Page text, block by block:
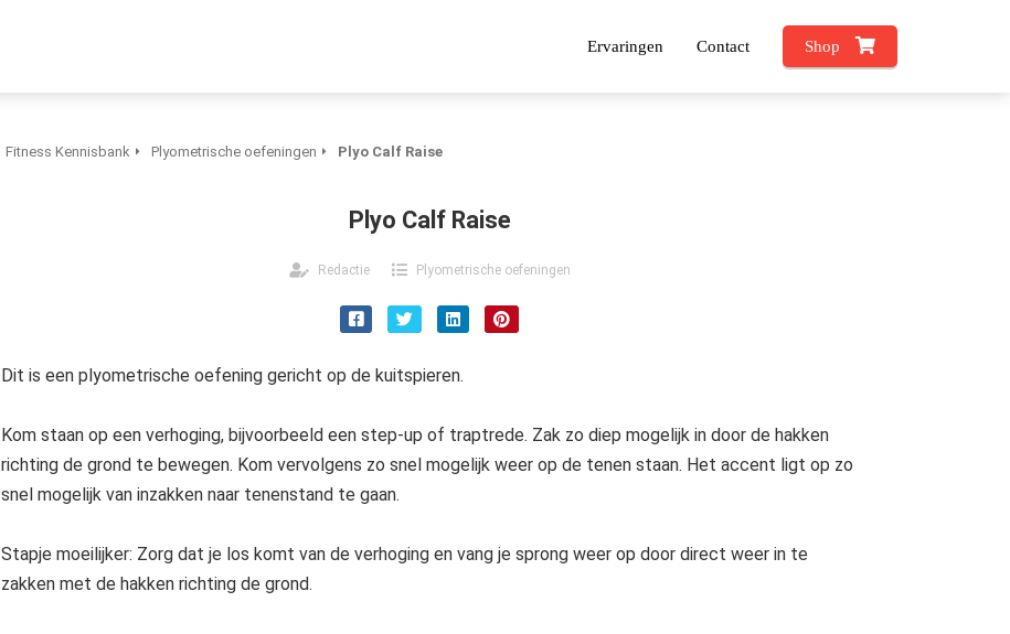
Ervaringen Contact Shop
Fitness Kennisbank Plyometrische oefeningen Plyo Calf Raise
Plyo Calf Raise
Redactie Plyometrische oefeningen
Dit is een plyometrische oefening gericht op de kuitspieren.
Kom staan op een verhoging, bijvoorbeeld een step-up of traptrede. Zak zo diep mogelijk in door de hakken
richting de grond te bewegen. Kom vervolgens zo snel mogelijk weer op de tenen staan. Het accent ligt op zo
snel mogelijk van inzakken naar tenenstand te gaan.
Stapje moeilijker: Zorg dat je los komt van de verhoging en vang je sprong weer op door direct weer in te
zakken met de hakken richting de grond.